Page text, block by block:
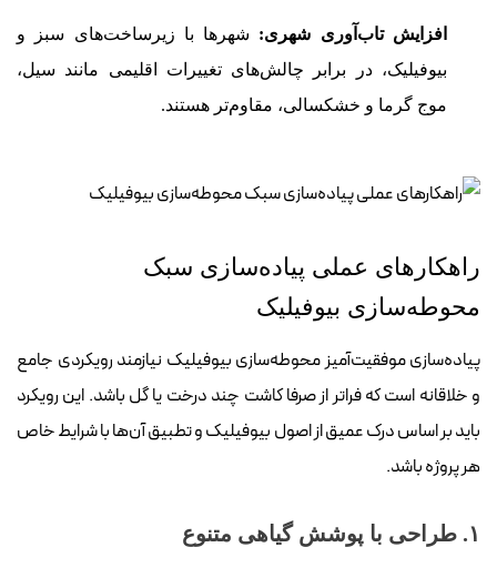
افزایش تاب‌آوری شهری: شهرها با زیرساخت‌های سبز و
بیوفیلیک، در برابر چالش‌های تغییرات اقلیمی مانند سیل،
موج گرما و خشکسالی، مقاوم‌تر هستند.
راهکارهای عملی پیاده‌سازی سبک
محوطه‌سازی بیوفیلیک
پیاده‌سازی موفقیت‌آمیز محوطه‌سازی بیوفیلیک نیازمند رویکردی جامع
و خلاقانه است که فراتر از صرفا کاشت چند درخت یا گل باشد. این رویکرد
باید بر اساس درک عمیق از اصول بیوفیلیک و تطبیق آن‌ها با شرایط خاص
هر پروژه باشد.
۱. طراحی با پوشش گیاهی متنوع